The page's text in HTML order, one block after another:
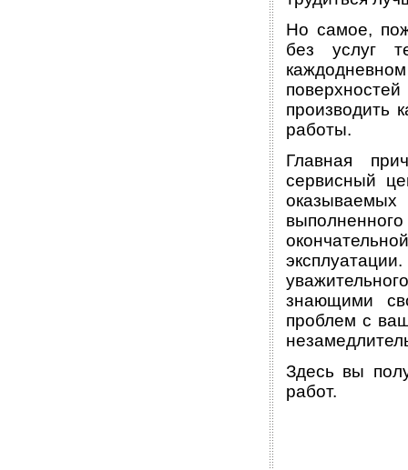
Но самое,
без услуг
производить
работы.
Главная
сервисный
знающими
проблем с
Здесь вы
работ.